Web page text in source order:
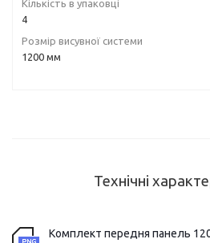
Кількість в упаковці
4
Розмір висувної системи
1200 мм
Технічні
Комплект передня панель